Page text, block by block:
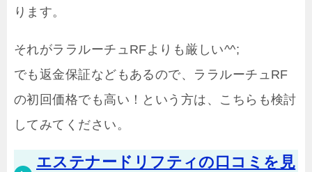
ります。
それがララルーチュRFよりも厳しい^^;
でも返金保証などもあるので、ララルーチュRF
の初回価格でも高い！という方は、こちらも検討
してみてください。
エステナードリフティの口コミを見